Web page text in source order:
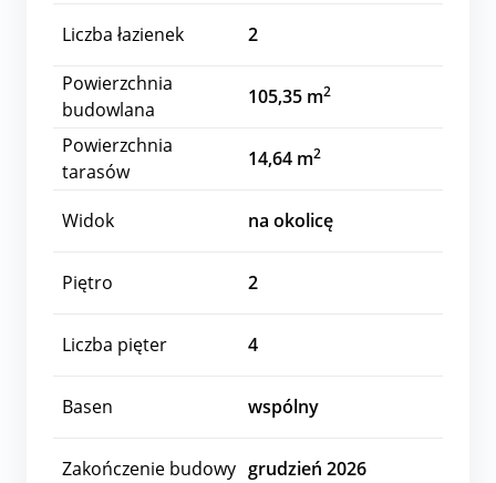
Liczba łazienek
2
Powierzchnia
budowlana
105,35 m2
Powierzchnia
tarasów
14,64 m2
Widok na okolicę
Piętro 2
Liczba pięter 4
Basen wspólny
Zakończenie budowy grudzień 2026